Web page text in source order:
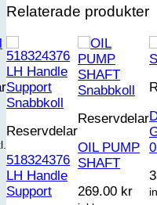
Relaterade produkter
Snabbkoll
Reservdelar
518324376
LH Handle
Support
Snabbkoll
Reservdelar
OIL PUMP
SHAFT
269.00 kr